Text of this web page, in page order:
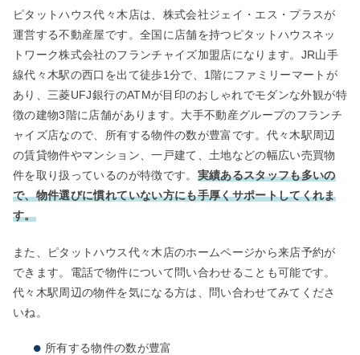
ピタットハウス代々木店は、株式会社ジェイ・エス・プラスが
運営する不動産屋です。全国に店舗を持つピタットハウスネッ
トワーク株式会社のフランチャイズ加盟店になります。JR山手
線代々木駅の西口を出て徒歩1分で、1階にファミリーマートが
あり、三菱UFJ銀行のATMが目印のおしゃれでモダンな外観が特
徴の建物3階に店舗があります。大手不動産グループのフランチ
ャイズ店なので、所有する物件の数が豊富です。代々木駅周辺
の賃貸物件やマンション、一戸建て、土地などの幅広い売買物
件を取り扱っているのが特徴です。 実績あるスタッフも多いの
で、物件選びに慣れていない方にも手厚くサポートしてくれま
す。
また、ピタットハウス代々木店のホームページから来店予約が
できます。電話で物件について問い合わせることも可能です。
代々木駅周辺の物件を気になる方は、問い合わせてみてくださ
いね。
所有する物件の数が豊富